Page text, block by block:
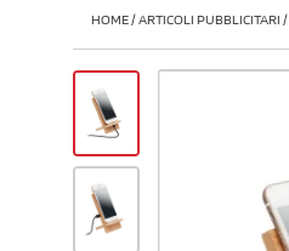
HOME/ARTICOLI PUBBLICITARI /